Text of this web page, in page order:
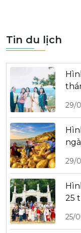
Tin du lịch
29/
29/
25
25/